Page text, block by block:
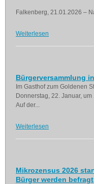
Falkenberg, 21.01.2026 –
Weiterlesen
Bürgerversammlung
Im Gasthof zum Goldenen
Donnerstag, 22. Januar,
Auf der...
Weiterlesen
Mikrozensus 2026
Bürger werden befragt